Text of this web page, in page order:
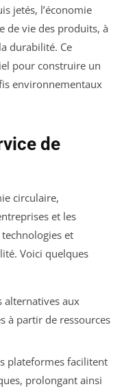
jetés, l’économie
de vie des produits, à
durabilité. Ce
pour construire un
environnementaux
de
circulaire,
et les
et
Voici quelques
alternatives aux
à partir de ressources
plateformes facilitent
prolongant ainsi